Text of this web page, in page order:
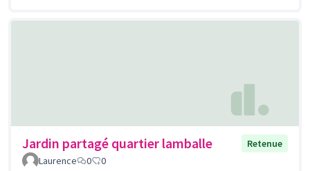
Jardin partagé quartier lamballe
Retenue
Laurence
0 0